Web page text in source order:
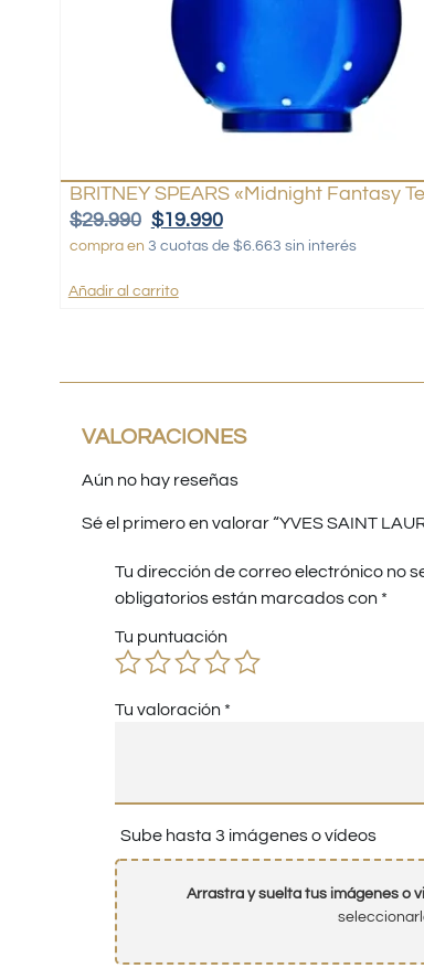
BRITNEY SPEARS «Midnight Fantasy
$29.990 $19.990
compra en 3 cuotas de $6.663 sin interés
Añadir al carrito
VALORACIONES
Aún no hay reseñas
Sé el primero en valorar “YVES SAINT
Tu dirección de correo electrónico no
obligatorios están marcados con *
Tu puntuación
Tu valoración *
Sube hasta 3 imágenes o vídeos
Arrastra y suelta tus imágenes o